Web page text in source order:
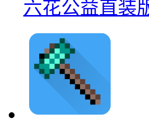
六花公益直装